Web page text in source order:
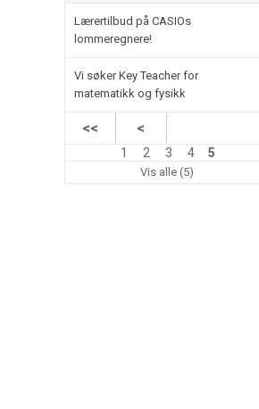
Lærertilbud på CASIOs
lommeregnere!
Vi søker Key Teacher for
matematikk og fysikk
<< <
1 2 3 4 5
Vis alle (5)